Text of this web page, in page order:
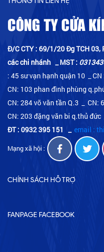
CÔNG TY CỬA
Đ/C CTY : 69/1/20 Đg TCH 03,
các chi nhánh _ MST :
: 45 sư vạn hạnh quận 10 _
CN: 103 phan đình phùng
CN: 284 võ văn tần Q.3 _ CN:
CN: 203 đặng văn bi q.thủ
ĐT : 0932 395 151 _ email :
Mạng xã hội :
CHÍNH SÁCH HỖ TRỢ
FANPAGE FACEBOOK